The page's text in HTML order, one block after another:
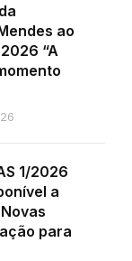
ao
“A
1/2026
a
para